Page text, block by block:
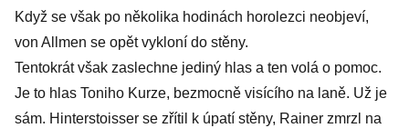
Když se však po několika hodinách horolezci neobjeví,
von Allmen se opět vykloní do stěny.
Tentokrát však zaslechne jediný hlas a ten volá o pomoc.
Je to hlas Toniho Kurze, bezmocně visícího na laně. Už je
sám. Hinterstoisser se zřítil k úpatí stěny, Rainer zmrzl na